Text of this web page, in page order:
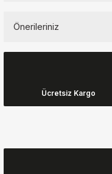
Önerileriniz
Görüş ve önerileriniz için
Ürün resmi kalitesiz,
Ürün açıklamasında
Ücretsiz Kargo